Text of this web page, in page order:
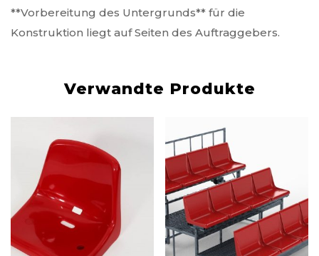
**Vorbereitung des Untergrunds** für die
Konstruktion liegt auf Seiten des Auftraggebers.
Verwandte Produkte